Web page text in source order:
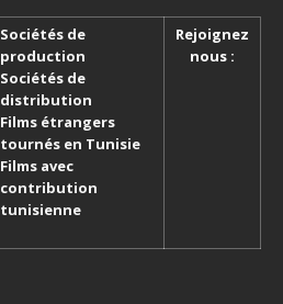
Sociétés de
production
Sociétés de
distribution
Films étrangers
tournés en Tunisie
Films avec
contribution
tunisienne
Rejoignez
nous :